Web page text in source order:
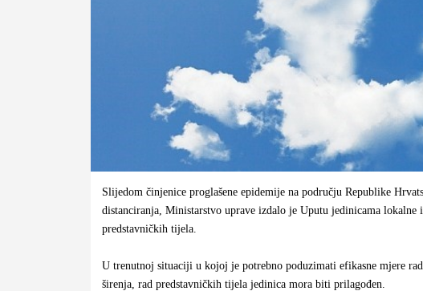
Slijedom činjenice proglašene epidemije na području Republike
distanciranja, Ministarstvo uprave izdalo je Uputu jedinicama lokalne
predstavničkih tijela.
U trenutnoj situaciji u kojoj je potrebno poduzimati efikasne mjere
širenja, rad predstavničkih tijela jedinica mora biti prilagođen.